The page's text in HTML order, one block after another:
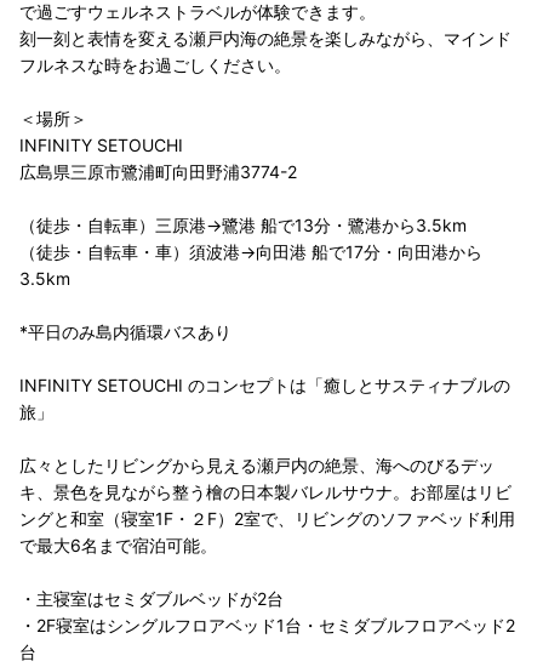
で過ごすウェルネストラベルが体験できます。
刻一刻と表情を変える瀬戸内海の絶景を楽しみながら、マインド
フルネスな時をお過ごしください。
＜場所＞
INFINITY SETOUCHI
広島県三原市鷺浦町向田野浦3774-2
（徒歩・自転車）三原港→鷺港 船で13分・鷺港から3.5km
（徒歩・自転車・車）須波港→向田港 船で17分・向田港から
3.5km
*平日のみ島内循環バスあり
INFINITY SETOUCHI のコンセプトは「癒しとサスティナブルの
旅」
広々としたリビングから見える瀬戸内の絶景、海へのびるデッ
キ、景色を見ながら整う檜の日本製バレルサウナ。お部屋はリビ
ングと和室（寝室1F・２F）2室で、リビングのソファベッド利用
で最大6名まで宿泊可能。
・主寝室はセミダブルベッドが2台
・2F寝室はシングルフロアベッド1台・セミダブルフロアベッド2
台